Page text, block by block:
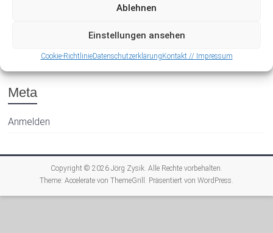
Ablehnen
Einstellungen ansehen
Cookie-RichtlinieDatenschutzerklärung Kontakt // Impressum
Meta
Anmelden
Copyright © 2026 Jörg Zysik. Alle Rechte vorbehalten.
Theme: Acceleratevon ThemeGrill. Präsentiert von WordPress.